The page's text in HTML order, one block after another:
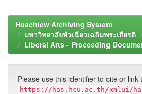
Huachiew Archiving System
มหาวิทยาลัยหัวเฉียวเฉลิมพระเกียรติ
Liberal Arts - Proceeding
Please use this identifier to cite or link
https://has.hcu.ac.th/xmlui/